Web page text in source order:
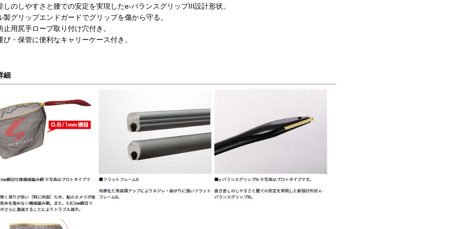
しのしやすさと腰での安定を実現したe-バランスグリップIII設計形状。
製グリップエンドガードでグリップを傷から守る。
止用尻手ロープ取り付け穴付き。
び・保管に便利なキャリーケース付き。
細